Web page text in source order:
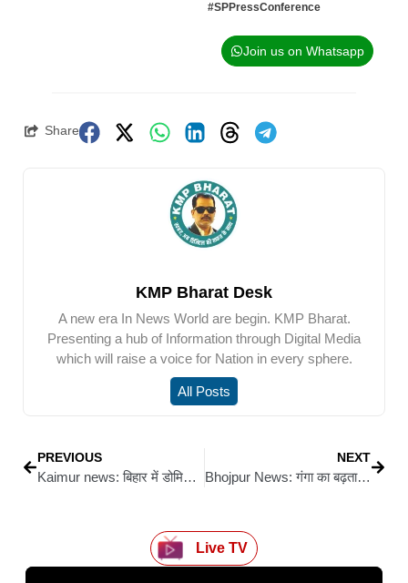
#SPPressConference
Join us on Whatsapp
Share
KMP Bharat Desk
A new era In News World are begin. KMP Bharat.
Presenting a hub of Information through Digital Media
which will raise a voice for Nation in every sphere.
All Posts
PREVIOUS
Kaimur news: बिहार में डोमिसाइल नीति लागू, पेंशन में बड़ा इजाफा: जनसुराज ने बताया जनता की जीत
NEXT
Bhojpur News: गंगा का बढ़ता जलस्तर बना आफत, बड़हरा के दर्जनों गांवों में घुसा पानी
Live TV